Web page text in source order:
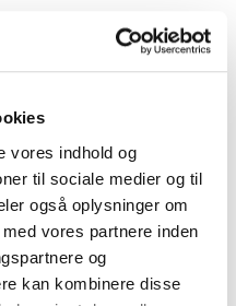
vores indhold og
til sociale medier og til
også oplysninger om
vores partnere inden
og
kan kombinere disse